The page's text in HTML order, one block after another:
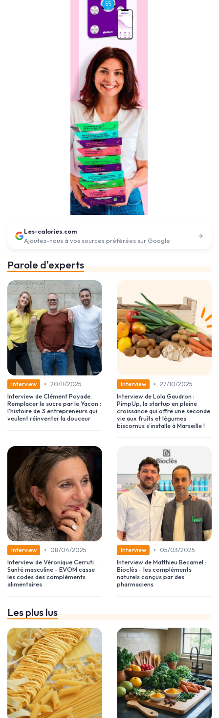
Les-calories.com
Ajoutez-nous à vos sources préférées sur Google
Parole d'experts
Interview • 20/11/2025
Interview de Clément Poyade.
Remplacer le sucre par le Yacon :
l’histoire de 3 entrepreneurs qui
veulent réinventer la douceur
Interview • 27/10/2025
Interview de Lola Gaudron :
PimpUp, la startup en pleine
croissance qui offre une seconde
vie aux fruits et légumes
biscornus s’installe à Marseille !
Interview •
08/04/2025
Interview de Véronique Cerruti :
Santé masculine - EVOM casse
les codes des compléments
alimentaires
Interview •
05/03/2025
Interview de Matthieu Becamel :
Bioclès - les compléments
naturels conçus par des
pharmaciens
Les plus lus